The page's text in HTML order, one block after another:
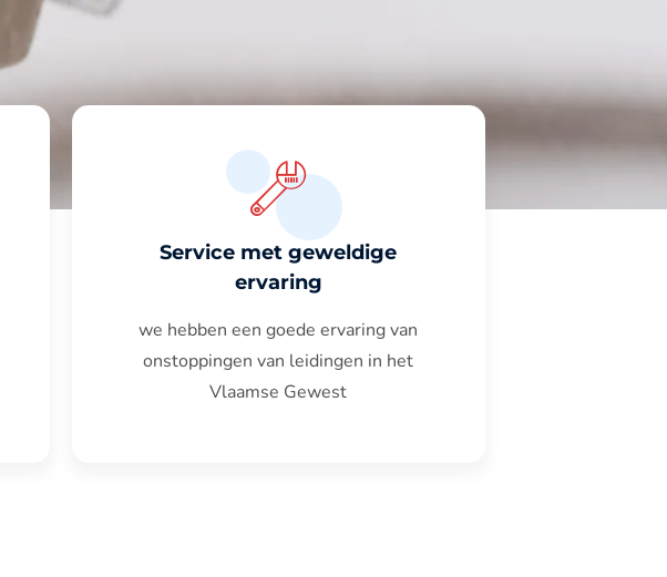
Service met geweldige
ervaring
we hebben een goede ervaring van
onstoppingen van leidingen in het
Vlaamse Gewest